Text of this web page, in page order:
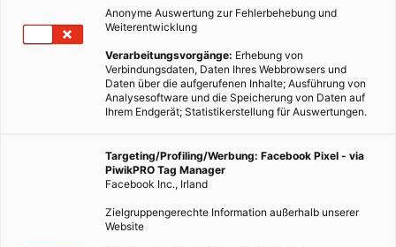
Anonyme Auswertung zur Fehlerbehebung und
Weiterentwicklung
Verarbeitungsvorgänge: Erhebung von
Verbindungsdaten, Daten Ihres Webbrowsers und
Daten über die aufgerufenen Inhalte; Ausführung von
Analysesoftware und die Speicherung von Daten auf
Ihrem Endgerät; Statistikerstellung für Auswertungen.
Targeting/Profiling/Werbung: Facebook Pixel - via
PiwikPRO Tag Manager
Facebook Inc., Irland
Zielgruppengerechte Information außerhalb unserer
Website